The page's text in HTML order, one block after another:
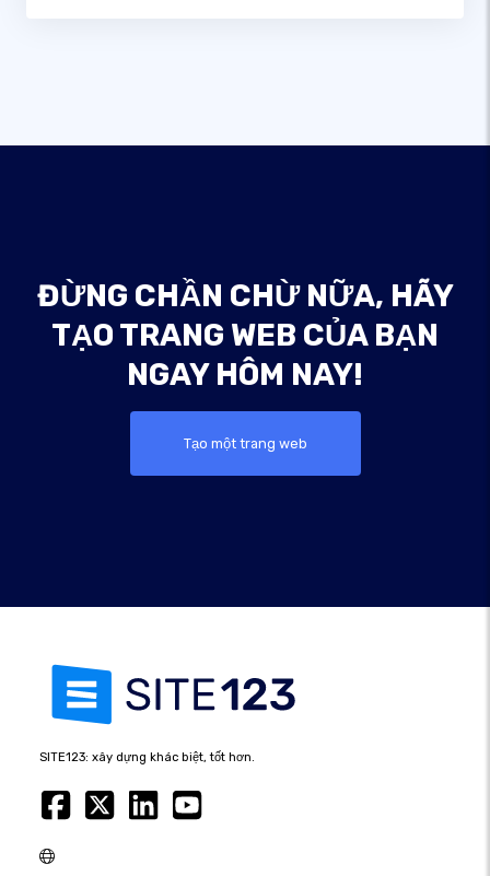
ĐỪNG CHẦN CHỪ NỮA, HÃY
TẠO TRANG WEB CỦA BẠN
NGAY HÔM NAY!
Tạo một trang web
SITE123: xây dựng khác biệt, tốt hơn.